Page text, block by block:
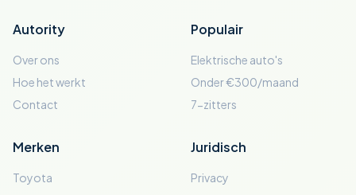
Autority
Over ons
Hoe het werkt
Contact
Populair
Elektrische auto's
Onder €300/maand
7-zitters
Merken
Toyota
Juridisch
Privacy